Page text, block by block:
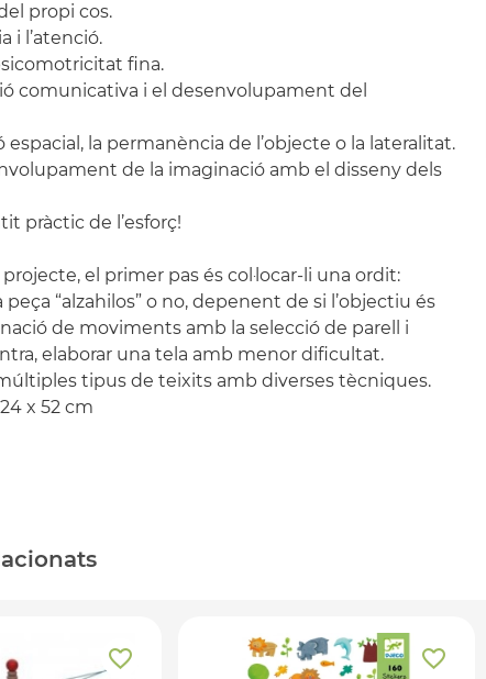
propi cos.
i l’atenció.
fina.
comunicativa i el desenvolupament del
espacial, la permanència de l’objecte o la lateralitat.
de la imaginació amb el disseny dels
pràctic de l’esforç!
el primer pas és col·locar-li una ordit:
“alzahilos” o no, depenent de si l’objectiu és
de moviments amb la selecció de parell i
elaborar una tela amb menor dificultat.
tipus de teixits amb diverses tècniques.
24 x 52 cm